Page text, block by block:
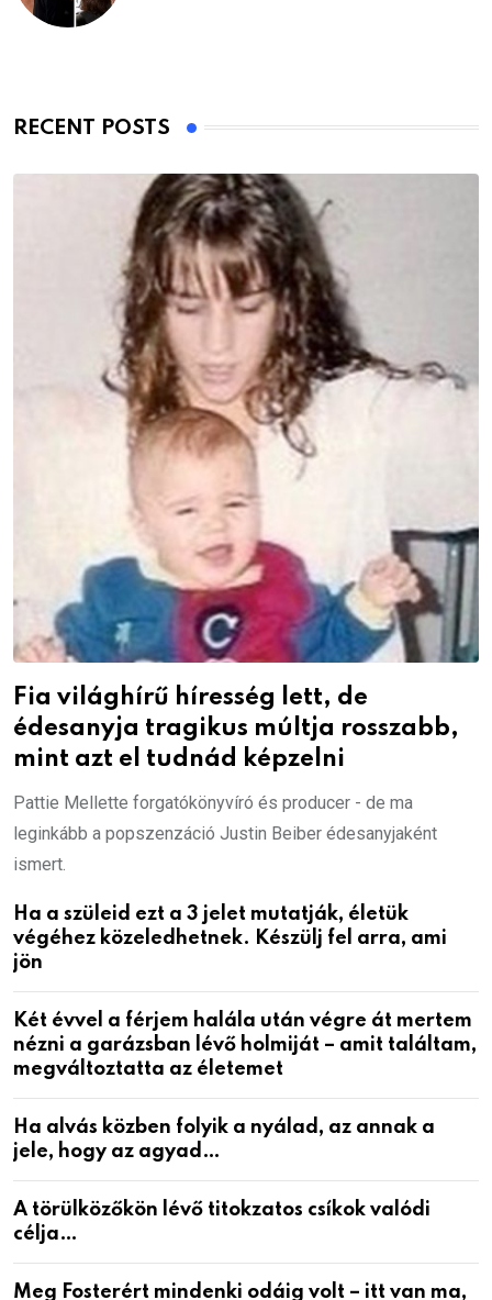
RECENT POSTS
Fia világhírű híresség lett, de
édesanyja tragikus múltja rosszabb,
mint azt el tudnád képzelni
Pattie Mellette forgatókönyvíró és producer - de ma
leginkább a popszenzáció Justin Beiber édesanyjaként
ismert.
Ha a szüleid ezt a 3 jelet mutatják, életük
végéhez közeledhetnek. Készülj fel arra, ami
jön
Két évvel a férjem halála után végre át mertem
nézni a garázsban lévő holmiját – amit találtam,
megváltoztatta az életemet
Ha alvás közben folyik a nyálad, az annak a
jele, hogy az agyad…
A törülközőkön lévő titokzatos csíkok valódi
célja…
Meg Fosterért mindenki odáig volt – itt van ma,